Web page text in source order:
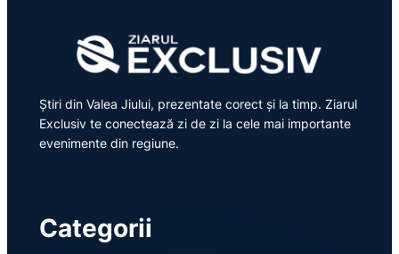
Știri din Valea Jiului, prezentate corect și la timp. Ziarul
Exclusiv te conectează zi de zi la cele mai importante
evenimente din regiune.
Categorii